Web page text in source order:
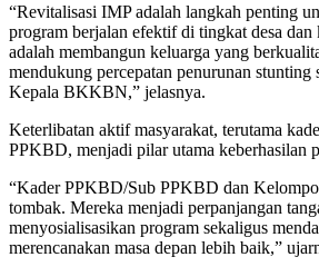
“Revitalisasi IMP adalah langkah penting
program berjalan efektif di tingkat desa dan
adalah membangun keluarga yang
mendukung percepatan penurunan stunting
Kepala BKKBN,” jelasnya.
Keterlibatan aktif masyarakat, terutama
PPKBD, menjadi pilar utama keberhasilan
“Kader PPKBD/Sub PPKBD dan
tombak. Mereka menjadi perpanjangan
menyosialisasikan program sekaligus
merencanakan masa depan lebih baik,”